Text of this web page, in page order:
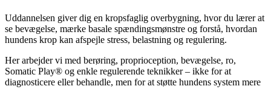
Uddannelsen giver dig en kropsfaglig overbygning, hvor du lærer at
se bevægelse, mærke basale spændingsmønstre og forstå, hvordan
hundens krop kan afspejle stress, belastning og regulering.
Her arbejder vi med berøring, proprioception, bevægelse, ro,
Somatic Play® og enkle regulerende teknikker – ikke for at
diagnosticere eller behandle, men for at støtte hundens system mere